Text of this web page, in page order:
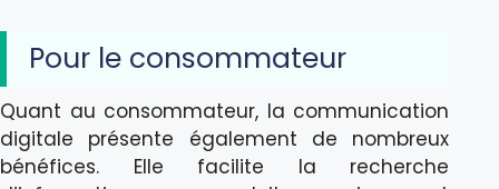
Pour le consommateur
Quant au consommateur, la communication
digitale présente également de nombreux
bénéfices. Elle facilite la recherche